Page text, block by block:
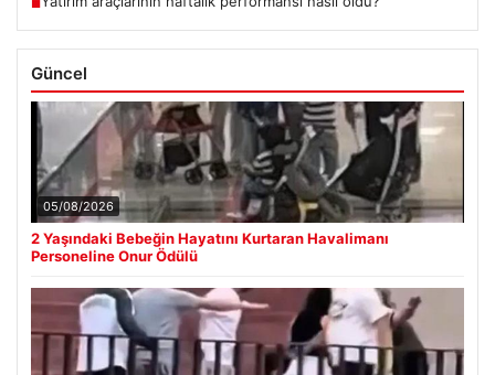
■
Güncel
05/08/2026
2 Yaşındaki Bebeğin Hayatını Kurtaran Havalimanı
Personeline Onur Ödülü